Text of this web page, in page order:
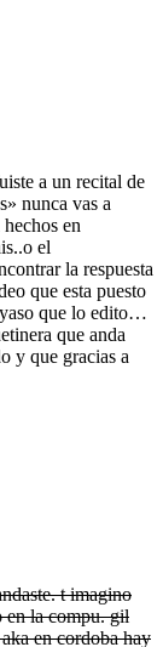
a un recital de
nunca vas a
en
el
la respuesta
que esta puesto
que lo edito…
que anda
y que gracias a
t imagino
en la compu. gil
en cordoba hay